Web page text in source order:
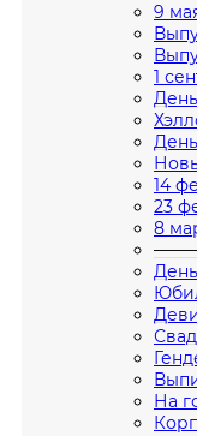
9
1
14
23
8
На